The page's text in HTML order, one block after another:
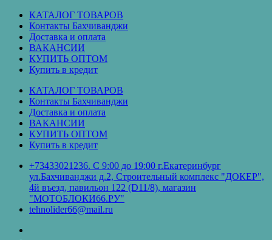
Перейти
содержимому
КАТАЛОГ ТОВАРОВ
Контакты Бахчиванджи
Доставка и оплата
ВАКАНСИИ
КУПИТЬ ОПТОМ
Купить в кредит
КАТАЛОГ ТОВАРОВ
Контакты Бахчиванджи
Доставка и оплата
ВАКАНСИИ
КУПИТЬ ОПТОМ
Купить в кредит
+73433021236. С 9:00 до 19:00 г.Екатеринбург
ул.Бахчиванджи д.2, Строительный комплекс "ДОКЕР",
4й въезд, павильон 122 (D11/8), магазин
"МОТОБЛОКИ66.РУ"
tehnolider66@mail.ru